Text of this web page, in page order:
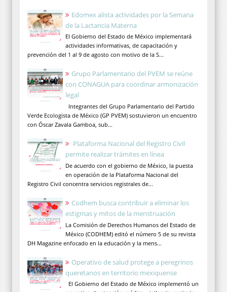
Edomex alista actividades por la Semana
de la Lactancia Materna
El Gobierno del Estado de México implementará
actividades informativas, de capacitación y
prevención del 1 al 9 de agosto con motivo de la S...
Grupo Parlamentario del PVEM se reúne
con CONAGUA para coordinar armonización
legal
Integrantes del Grupo Parlamentario del Partido
Verde Ecologista de México (GP PVEM) sostuvieron un encuentro
con Óscar Zavala Gamboa, sub...
Plataforma Nacional del Registro Civil
permite realizar trámites en línea
De acuerdo con el gobierno de México, la puesta
en operación de la Plataforma Nacional del
Registro Civil concentra servicios registrales de...
Codhem busca contribuir a eliminar los
estigmas y mitos de la menstruación
La Comisión de Derechos Humanos del Estado de
México (CODHEM) editó el número 5 de su revista
DH Magazine enfocado en la educación y la mens...
Operativo de salud protege a peregrinos
queretanos en territorio mexiquense
El Gobierno del Estado de México implementó un